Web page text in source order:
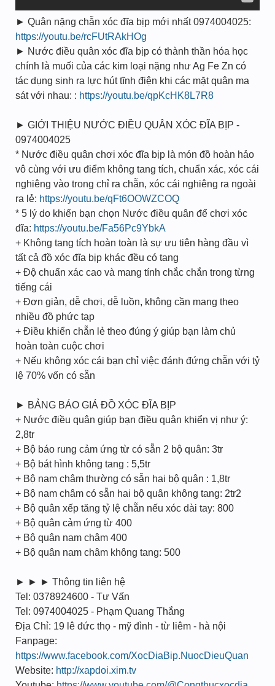
► Quân nặng chẵn xóc đĩa bịp mới nhất 0974004025:
https://youtu.be/rcFUtRAkHOg
► Nước điều quân xóc đĩa bịp có thành thần hóa học
chính là muối của các kim loại nặng như Ag Fe Zn có
tác dụng sinh ra lực hút tĩnh điện khi các mặt quân ma
sát với nhau: : https://youtu.be/qpKcHK8L7R8
► GIỚI THIỆU NƯỚC ĐIỀU QUÂN XÓC ĐĨA BỊP -
0974004025
* Nước điều quân chơi xóc đĩa bịp là món đồ hoàn hảo
vô cùng với ưu điểm không tang tích, chuẩn xác, xóc cái
nghiêng vào trong chỉ ra chẵn, xóc cái nghiêng ra ngoài
ra lẻ: https://youtu.be/qFt6OOWZCOQ
* 5 lý do khiến bạn chọn Nước điều quân để chơi xóc
đĩa: https://youtu.be/Fa56Pc9YbkA
+ Không tang tích hoàn toàn là sự ưu tiên hàng đầu vì
tất cả đồ xóc đĩa bịp khác đều có tang
+ Độ chuẩn xác cao và mang tính chắc chắn trong từng
tiếng cái
+ Đơn giản, dễ chơi, dễ luồn, không cần mang theo
nhiều đồ phức tạp
+ Điều khiển chẵn lẻ theo đúng ý giúp bạn làm chủ
hoàn toàn cuộc chơi
+ Nếu không xóc cái bạn chỉ việc đánh đứng chẵn với tỷ
lệ 70% vốn có sẵn
► BẢNG BÁO GIÁ ĐỒ XÓC ĐĨA BỊP
+ Nước điều quân giúp bạn điều quân khiển vị như ý:
2,8tr
+ Bộ báo rung cảm ứng từ có sẵn 2 bộ quân: 3tr
+ Bộ bát hình không tang : 5,5tr
+ Bộ nam châm thường có sẵn hai bộ quân : 1,8tr
+ Bộ nam châm có sẵn hai bộ quân không tang: 2tr2
+ Bộ quân xếp tăng tỷ lệ chẵn nếu xóc dài tay: 800
+ Bộ quân cảm ứng từ 400
+ Bộ quân nam châm 400
+ Bộ quân nam châm không tang: 500
► ► ► Thông tin liên hệ
Tel: 0378924600 - Tư Vấn
Tel: 0974004025 - Phạm Quang Thắng
Địa Chỉ: 19 lê đức thọ - mỹ đình - từ liêm - hà nội
Fanpage:
https://www.facebook.com/XocDiaBip.NuocDieuQuan
Website: http://xapdoi.xim.tv